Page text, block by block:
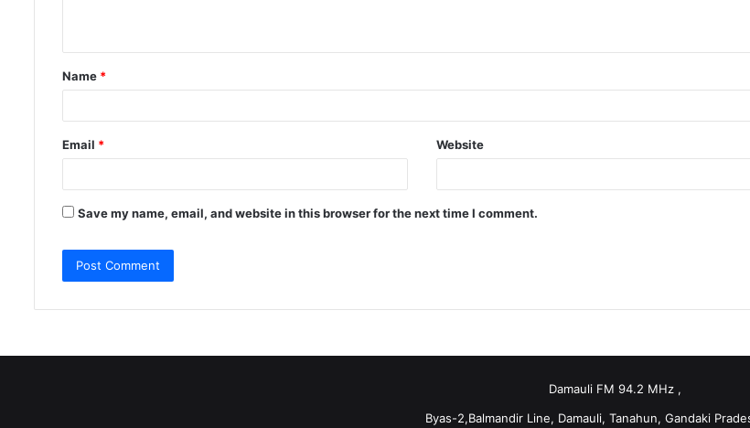
t
*
Name *
Email * Website
Save my name, email, and website in this browser for the next time I comment.
Damauli FM 94.2 MHz ,
Byas-2,Balmandir Line, Damauli, Tanahun, Gandaki